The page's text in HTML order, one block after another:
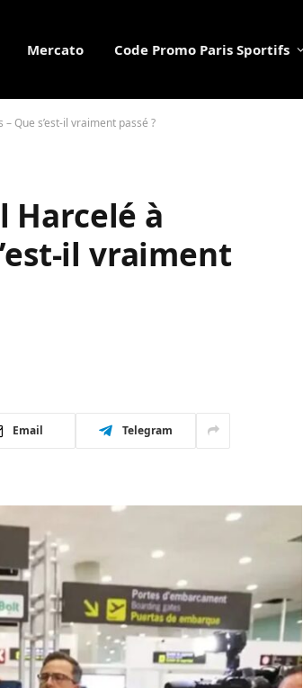
Mercato Code Promo Paris Sportifs
Que s’est-il vraiment passé ?
Harcelé à
il vraiment
Email Telegram